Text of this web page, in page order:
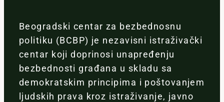
Beogradski centar za bezbednosnu
politiku (BCBP) je nezavisni istraživački
centar koji doprinosi unapređenju
bezbednosti građana u skladu sa
demokratskim principima i poštovanjem
ljudskih prava kroz istraživanje, javno